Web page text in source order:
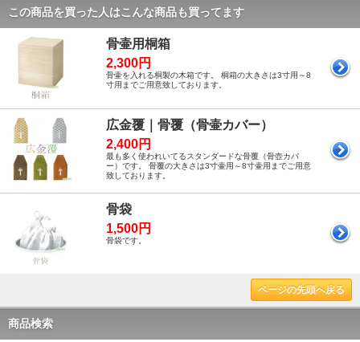
この商品を買った人はこんな商品も買ってます
骨壷用桐箱
2,300円
骨壷を入れる桐製の木箱です。 桐箱の大きさは3寸用～8
寸用までご用意致しております。
広金覆｜骨覆（骨壷カバー）
2,400円
最も多く使われいてるスタンダードな骨覆（骨壺カバ
ー）です。 骨覆の大きさは3寸壷用～8寸壷用までご用意
致しております。
骨袋
1,500円
骨袋です。
ページの先頭へ戻る
商品検索